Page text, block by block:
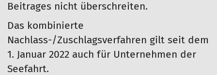
Beitrages nicht überschreiten.
Das kombinierte
Nachlass-/Zuschlagsverfahren gilt seit dem
1. Januar 2022 auch für Unternehmen der
Seefahrt.